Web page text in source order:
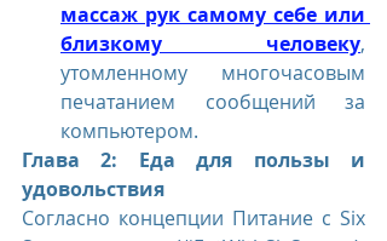
массаж рук самому себе или
близкому человеку,
утомленному многочасовым
печатанием сообщений за
компьютером.
Глава 2: Еда для пользы и
удовольствия
Согласно концепции Питание с Six